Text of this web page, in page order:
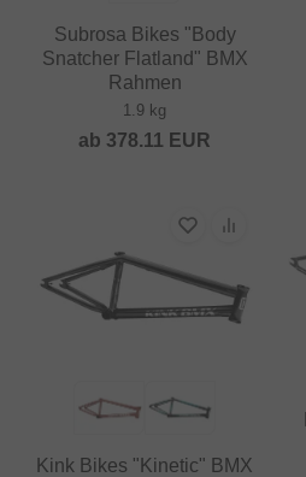
Subrosa Bikes "Body
Snatcher Flatland" BMX
Rahmen
1.9 kg
ab 378.11 EUR
Kink Bikes "Kinetic" BMX